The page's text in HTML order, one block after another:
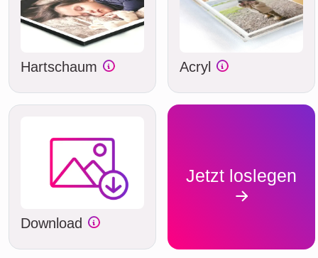
Hartschaum Acryl
Download
Jetzt loslegen